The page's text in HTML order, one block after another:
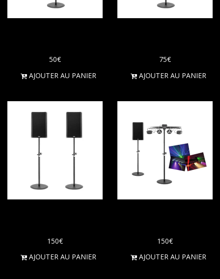
50€
AJOUTER AU PANIER
75€
AJOUTER AU PANIER
150€
AJOUTER AU PANIER
150€
AJOUTER AU PANIER